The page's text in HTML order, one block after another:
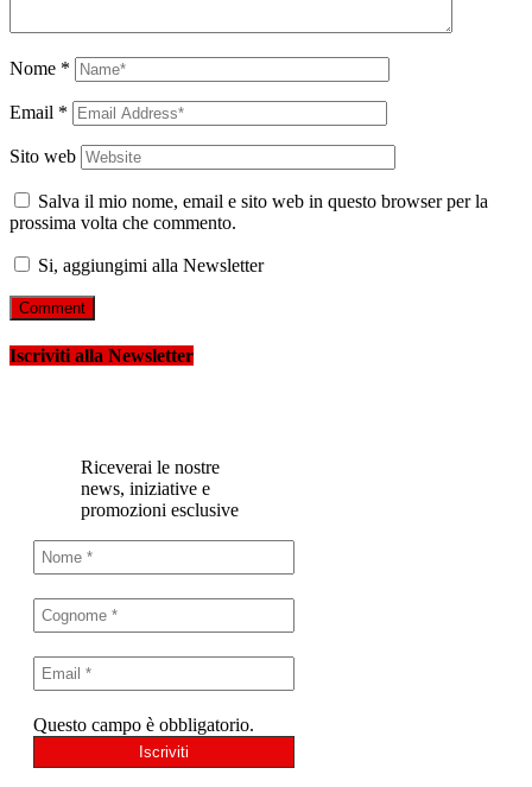
Nome *
Email *
Sito web
Salva il mio nome, email e sito web in questo browser per la
prossima volta che commento.
Si, aggiungimi alla Newsletter
Iscriviti alla Newsletter
Riceverai le nostre
news, iniziative e
promozioni esclusive
Questo campo è obbligatorio.